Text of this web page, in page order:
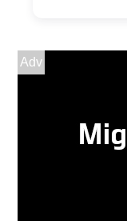
Adv